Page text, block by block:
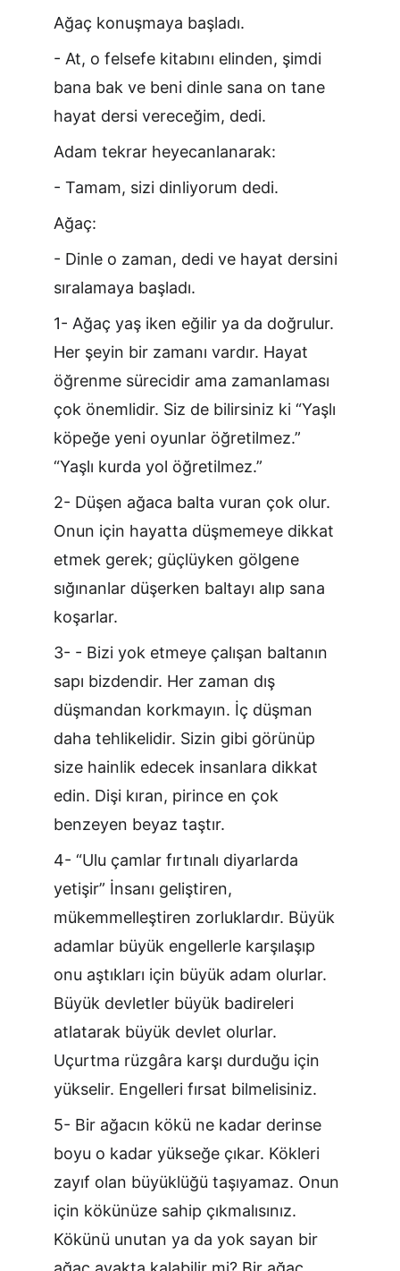
Ağaç konuşmaya başladı.
- At, o felsefe kitabını elinden, şimdi
bana bak ve beni dinle sana on tane
hayat dersi vereceğim, dedi.
Adam tekrar heyecanlanarak:
- Tamam, sizi dinliyorum dedi.
Ağaç:
- Dinle o zaman, dedi ve hayat dersini
sıralamaya başladı.
1- Ağaç yaş iken eğilir ya da doğrulur.
Her şeyin bir zamanı vardır. Hayat
öğrenme sürecidir ama zamanlaması
çok önemlidir. Siz de bilirsiniz ki “Yaşlı
köpeğe yeni oyunlar öğretilmez.”
“Yaşlı kurda yol öğretilmez.”
2- Düşen ağaca balta vuran çok olur.
Onun için hayatta düşmemeye dikkat
etmek gerek; güçlüyken gölgene
sığınanlar düşerken baltayı alıp sana
koşarlar.
3- - Bizi yok etmeye çalışan baltanın
sapı bizdendir. Her zaman dış
düşmandan korkmayın. İç düşman
daha tehlikelidir. Sizin gibi görünüp
size hainlik edecek insanlara dikkat
edin. Dişi kıran, pirince en çok
benzeyen beyaz taştır.
4- “Ulu çamlar fırtınalı diyarlarda
yetişir” İnsanı geliştiren,
mükemmelleştiren zorluklardır. Büyük
adamlar büyük engellerle karşılaşıp
onu aştıkları için büyük adam olurlar.
Büyük devletler büyük badireleri
atlatarak büyük devlet olurlar.
Uçurtma rüzgâra karşı durduğu için
yükselir. Engelleri fırsat bilmelisiniz.
5- Bir ağacın kökü ne kadar derinse
boyu o kadar yükseğe çıkar. Kökleri
zayıf olan büyüklüğü taşıyamaz. Onun
için kökünüze sahip çıkmalısınız.
Kökünü unutan ya da yok sayan bir